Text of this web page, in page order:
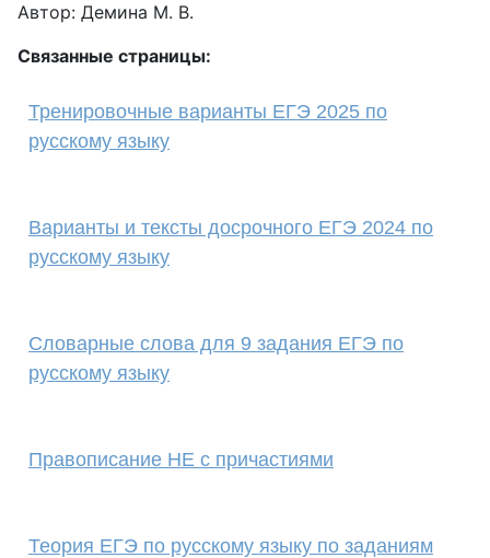
Автор: Демина М. В.
Связанные страницы:
Тренировочные варианты ЕГЭ 2025 по
русскому языку
Варианты и тексты досрочного ЕГЭ 2024 по
русскому языку
Cловарные слова для 9 задания ЕГЭ по
русскому языку
Правописание НЕ с причастиями
Теория ЕГЭ по русскому языку по заданиям